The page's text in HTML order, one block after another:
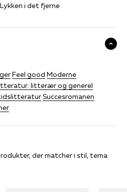
i det fjerne
Feel good Moderne
litterær og generel
Succesromanen
der matcher i stil, tema